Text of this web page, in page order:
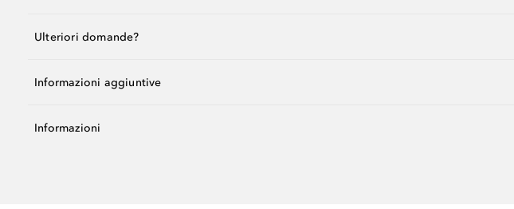
Ulteriori domande?
Informazioni aggiuntive
Informazioni